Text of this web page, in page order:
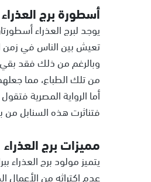
أسطورة برج العذراء
يوجد لبرج العذراء
تعيش بين الناس في زمن
وبالرغم من ذلك فقد
من تلك الطباع، مما
أما الرواية المصرية
فتناثرت هذه السنابل من
مميزات برج العذراء
يتميز مولود برج
عدم اكتراثه من الأعمال